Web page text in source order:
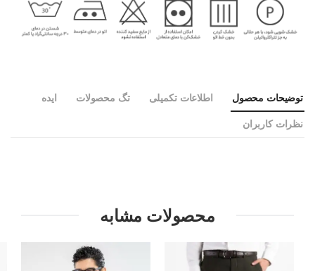
توضیحات محصول اطلاعات تکمیلی تگ محصولات ایده
نظرات کاربران
محصولات مشابه